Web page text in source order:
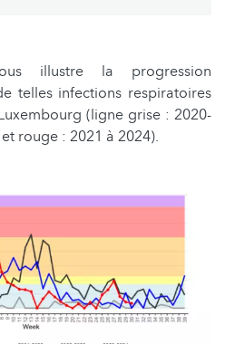
illustre la progression
telles infections respiratoires
(ligne grise : 2020-
rouge : 2021 à 2024).